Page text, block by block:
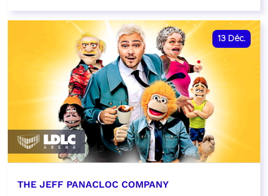
13 Déc.
THE JEFF PANACLOC COMPANY